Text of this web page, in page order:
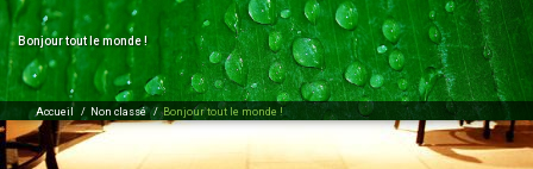
Bonjour tout le monde !
Accueil / Non classé/Bonjour tout le monde !